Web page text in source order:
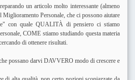
un articolo molto interessante (almeno
Personale, che ci possono aiutare
con quale QUALITÀ di pensiero ci stiamo
COME stiamo studiando questa materia
di ottenere risultati.
possano darvi DAVVERO modo di crescere e